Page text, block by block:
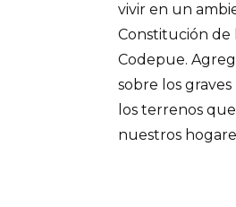
vivir en un
Constitución de
Codepue.
sobre los
los terrenos
nuestros